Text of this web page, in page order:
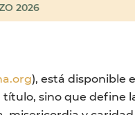
2026
), está disponible
sino que define